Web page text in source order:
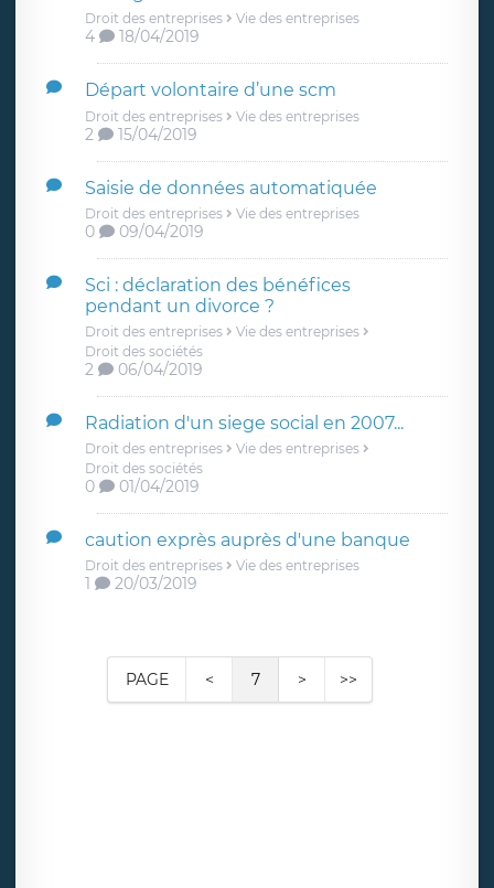
Droit des entreprises Vie des entreprises
4 18/04/2019
Départ volontaire d’une scm
Droit des entreprises Vie des entreprises
2 15/04/2019
Saisie de données automatiquée
Droit des entreprises Vie des entreprises
0 09/04/2019
Sci : déclaration des bénéfices
pendant un divorce ?
Droit des entreprises
Vie des entreprises
Droit des sociétés
2 06/04/2019
Radiation d'un siege social en 2007...
Droit des entreprises
Vie des entreprises
Droit des sociétés
0 01/04/2019
caution exprès auprès d'une banque
Droit des entreprises Vie des entreprises
1 20/03/2019
PAGE < 7 > >>